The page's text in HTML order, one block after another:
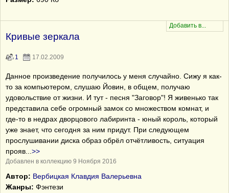
Кривые зеркала
1 17.02.2009
Данное произведение получилось у меня случайно. Сижу я как-
то за компьютером, слушаю Йовин, в общем, получаю
удовольствие от жизни. И тут - песня "Заговор"! Я живенько так
представила себе огромный замок со множеством комнат, и
где-то в недрах дворцового лабиринта - юный король, который
уже знает, что сегодня за ним придут. При следующем
прослушивании диска образ обрёл отчётливость, ситуация
прояв
>>
Добавлен в коллекцию 9 Ноября 2016
Автор: Вербицкая Клавдия Валерьевна
Жанры: Фэнтези